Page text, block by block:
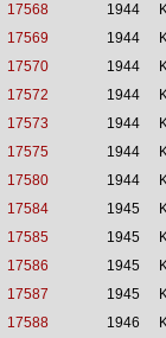
17568 1944
17569 1944
17570 1944
17572 1944
17573 1944
17575 1944
17580 1944
17584 1945
17585 1945
17586 1945
17587 1945
17588 1946